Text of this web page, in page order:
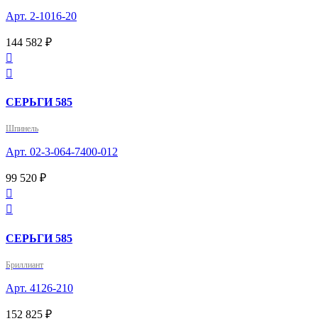
Арт. 2-1016-20
144 582 ₽


СЕРЬГИ 585
Шпинель
Арт. 02-3-064-7400-012
99 520 ₽


СЕРЬГИ 585
Бриллиант
Арт. 4126-210
152 825 ₽